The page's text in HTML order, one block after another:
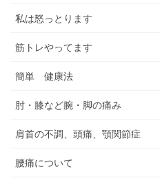
私は怒っとります
筋トレやってます
簡単 健康法
肘・膝など腕・脚の痛み
肩首の不調、頭痛、顎関節症
腰痛について